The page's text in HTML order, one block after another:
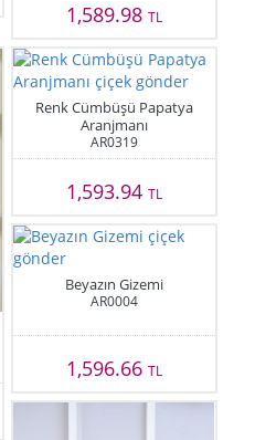
1,589.98 TL
Renk Cümbüşü Papatya
Aranjmanı
AR0319
1,593.94 TL
Beyazın Gizemi
AR0004
1,596.66 TL